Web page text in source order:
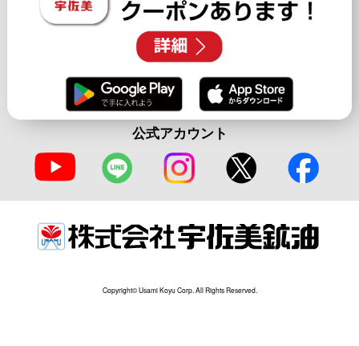
公式アカウント
Copyright© Usami Koyu Corp. All Rights Reserved.